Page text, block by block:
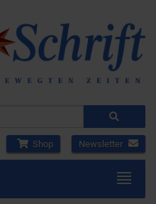
Shop Newsletter